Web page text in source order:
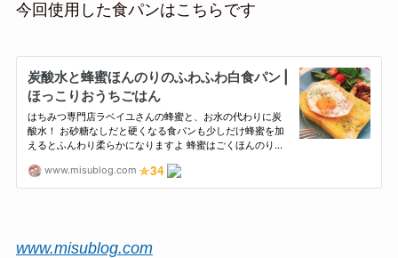
今回使用した食パンはこちらです
www.misublog.com